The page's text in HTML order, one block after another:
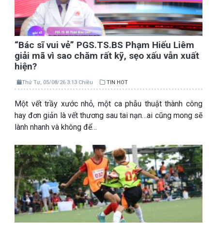
“Bác sĩ vui vẻ” PGS.TS.BS Phạm Hiếu Liêm
giải mã vì sao chăm rất kỹ, sẹo xấu vẫn xuất
hiện?
Thứ Tư, 05/08/26 3:13 Chiều TIN HOT
Một vết trầy xước nhỏ, một ca phẫu thuật thành công
hay đơn giản là vết thương sau tai nạn…ai cũng mong sẽ
lành nhanh và không để…